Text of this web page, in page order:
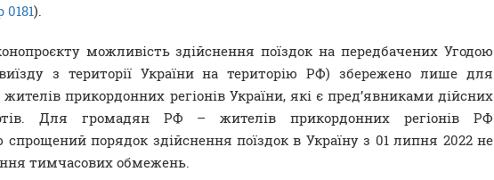
).
можливість здійснення поїздок на передбачених Угодою
з території України на територію РФ) збережено лише для
прикордонних регіонів України, які є пред’явниками дійсних
Для громадян РФ – жителів прикордонних регіонів РФ
порядок здійснення поїздок в Україну з 01 липня 2022 не
тимчасових обмежень.